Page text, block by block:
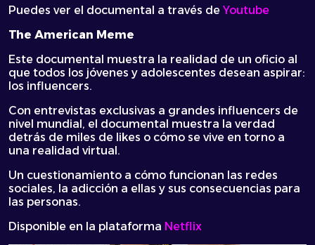
Puedes ver el documental a través de Youtube
The American Meme
Este documental muestra la realidad de un oficio al
que todos los jóvenes y adolescentes desean aspirar:
los influencers.
Con entrevistas exclusivas a grandes influencers de
nivel mundial, el documental muestra la verdad
detrás de miles de likes o cómo se vive en torno a
una realidad virtual.
Un cuestionamiento a cómo funcionan las redes
sociales, la adicción a ellas y sus consecuencias para
las personas.
Disponible en la plataforma Netflix